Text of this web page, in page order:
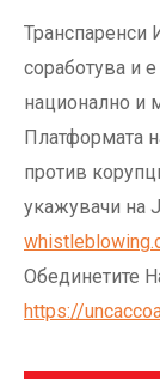
Транспаренси
соработува и
национално и
Платформата
против
укажувачи на
Обединетите
https://